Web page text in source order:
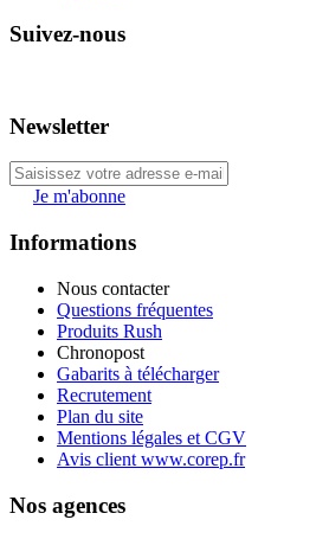
Suivez-nous
Newsletter
Je m'abonne
Informations
Nous contacter
Questions fréquentes
Produits Rush
Chronopost
Gabarits à télécharger
Recrutement
Plan du site
Mentions légales et CGV
Avis client www.corep.fr
Nos agences